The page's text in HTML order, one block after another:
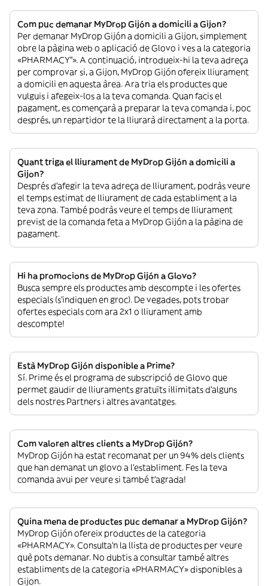
Com puc demanar MyDrop Gijón a domicili a Gijon?
Per demanar MyDrop Gijón a domicili a Gijon, simplement
obre la pàgina web o aplicació de Glovo i ves a la categoria
«PHARMACY”». A continuació, introdueix-hi la teva adreça
per comprovar si, a Gijon, MyDrop Gijón ofereix lliurament
a domicili en aquesta àrea. Ara tria els productes que
vulguis i afegeix-los a la teva comanda. Quan facis el
pagament, es començarà a preparar la teva comanda i, poc
després, un repartidor te la lliurarà directament a la porta.
Quant triga el lliurament de MyDrop Gijón a domicili a
Gijon?
Després d’afegir la teva adreça de lliurament, podràs veure
el temps estimat de lliurament de cada establiment a la
teva zona. També podràs veure el temps de lliurament
previst de la comanda feta a MyDrop Gijón a la pàgina de
pagament.
Hi ha promocions de MyDrop Gijón a Glovo?
Busca sempre els productes amb descompte i les ofertes
especials (s’indiquen en groc). De vegades, pots trobar
ofertes especials com ara 2x1 o lliurament amb
descompte!
Està MyDrop Gijón disponible a Prime?
Sí. Prime és el programa de subscripció de Glovo que
permet gaudir de lliuraments gratuïts il·limitats d’alguns
dels nostres Partners i altres avantatges.
Com valoren altres clients a MyDrop Gijón?
MyDrop Gijón ha estat recomanat per un 94% dels clients
que han demanat un glovo a l’establiment. Fes la teva
comanda avui per veure si també t’agrada!
Quina mena de productes puc demanar a MyDrop Gijón?
MyDrop Gijón ofereix productes de la categoria
«PHARMACY». Consulta’n la llista de productes per veure
què pots demanar. No dubtis a consultar també altres
establiments de la categoria «PHARMACY» disponibles a
Gijon.